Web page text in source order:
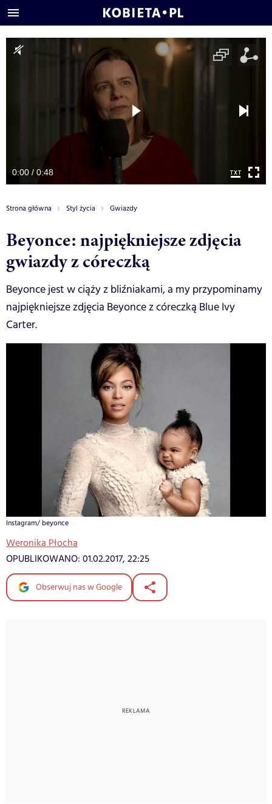
0:00 / 0:48
Strona główna Styl życia Gwiazdy
Beyonce: najpiękniejsze zdjęcia
gwiazdy z córeczką
Beyonce jest w ciąży z bliźniakami, a my przypominamy
najpiękniejsze zdjęcia Beyonce z córeczką Blue Ivy
Carter.
Instagram/ beyonce
Weronika Płocha
OPUBLIKOWANO: 01.02.2017, 22:25
Obserwuj nas w Google